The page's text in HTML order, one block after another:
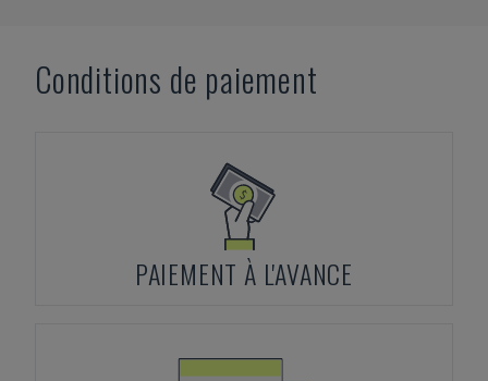
Conditions de paiement
PAIEMENT À L'AVANCE